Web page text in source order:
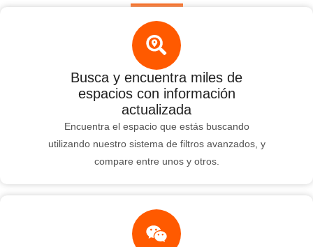
Busca y encuentra miles de
espacios con información
actualizada
Encuentra el espacio que estás buscando
utilizando nuestro sistema de filtros avanzados, y
compare entre unos y otros.